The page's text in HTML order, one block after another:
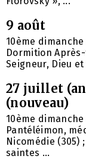
9 août
10ème
Dormition
Seigneur, Dieu
27 juillet
(nouveau)
10ème
Pantéléimon,
Nicomédie
saintes ...